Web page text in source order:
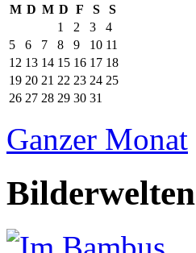
M D M D F S
S
1
2 3
4
5
6 7 8 9 10 11
12 13 14 15 16 17 18
19 20 21 22 23 24 25
26 27 28 29 30 31
Ganzer Monat
Bilderwelten